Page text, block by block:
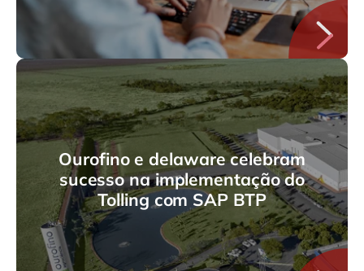
Ourofino e delaware celebram
sucesso na implementação do
Tolling com SAP BTP